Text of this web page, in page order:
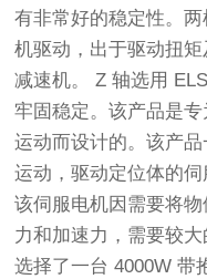
有非常好的稳定性。
机驱动，出于驱动扭
减速机。 Z 轴选用
牢固稳定。该产品是
运动而设计的。该产
运动，驱动定位体的
该伺服电机因需要将
力和加速力，需要较
选择了一台 4000W 带